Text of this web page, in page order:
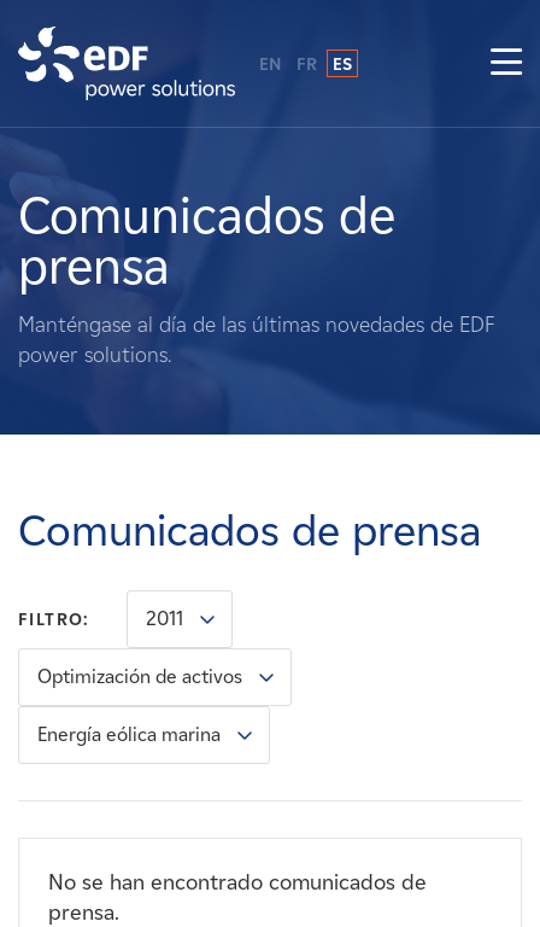
Sobre nosotros
Qué hacemos
Terratenientes
Carreras
Noticias
Contacte con
Afiliados
EN FR ES
Comunicados de
prensa
Manténgase al día de las últimas novedades de EDF
power solutions.
Comunicados de prensa
FILTRO: 2011
Optimización de activos
Energía eólica marina
No se han encontrado comunicados de
prensa.